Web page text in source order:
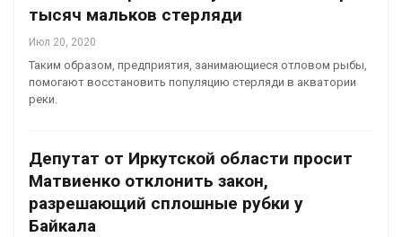
тысяч мальков стерляди
Июл 20, 2020
Таким образом, предприятия, занимающиеся отловом рыбы,
помогают восстановить популяцию стерляди в акватории
реки.
Депутат от Иркутской области просит
Матвиенко отклонить закон,
разрешающий сплошные рубки у
Байкала